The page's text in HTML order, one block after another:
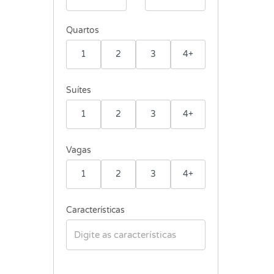
Quartos
1 2 3 4+
Suítes
1 2 3 4+
Vagas
1 2 3 4+
Características